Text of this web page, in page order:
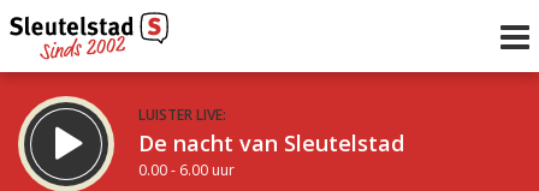
LUISTER LIVE:
De nacht van Sleutelstad
0.00 - 6.00 uur